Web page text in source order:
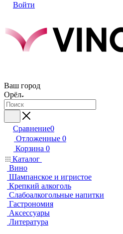
Войти
Ваш город
Орёл
Сравнение0
Отложенные 0
Корзина 0
Каталог
Вино
Шампанское и игристое
Крепкий алкоголь
Слабоалкогольные напитки
Гастрономия
Аксессуары
Литература